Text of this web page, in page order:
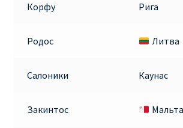
РЕГИСТРАЦИЯ НА РЕЙС И
Корфу Рига
Родос Литва
Салоники Каунас
Закинтос Мальта